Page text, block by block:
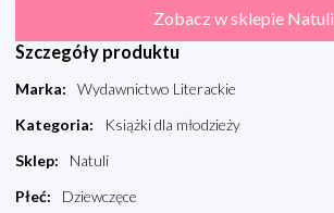
Zobacz w sklepie Natuli
Szczegóły produktu
Marka:
Wydawnictwo Literackie
Kategoria:
Książki dla młodzieży
Sklep:
Natuli
Płeć: Dziewczęce